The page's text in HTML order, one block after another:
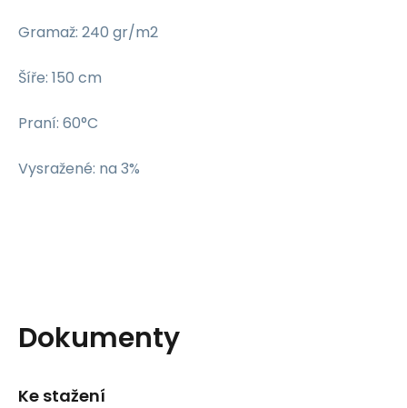
Gramaž: 240 gr/m2
Šíře: 150 cm
Praní: 60°C
Vysražené: na 3%
Dokumenty
Ke stažení